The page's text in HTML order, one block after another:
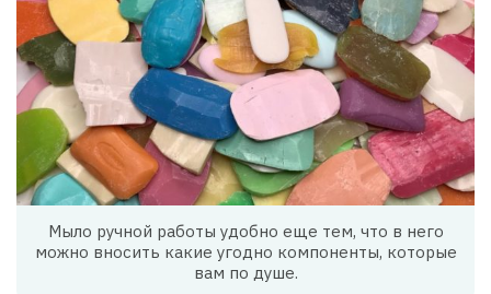
Мыло ручной работы удобно еще тем, что в него
можно вносить какие угодно компоненты, которые
вам по душе.